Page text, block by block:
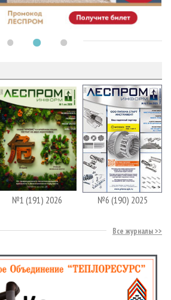
№1 (191) 2026 №6 (190) 2025
Все журналы